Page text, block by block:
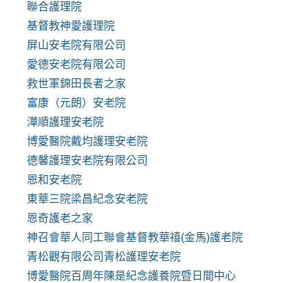
聯合護理院
基督教神愛護理院
屏山安老院有限公司
愛德安老院有限公司
救世軍錦田長者之家
富康（元朗）安老院
澕順護理安老院
博愛醫院戴均護理安老院
德馨護理安老院有限公司
恩和安老院
東華三院梁昌紀念安老院
恩奇護老之家
神召會華人同工聯會基督教華禧(金馬)護老院
青松觀有限公司青松護理安老院
博愛醫院百周年陳是紀念護養院暨日間中心